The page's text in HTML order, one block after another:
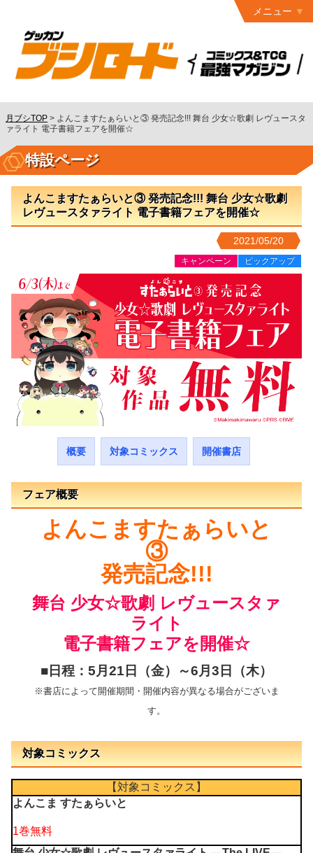
メニュー
最終号
連載作品
読者ページ
お問い合わせ
コミックグロウル
月ブシTOP > よんこますたぁらいと③ 発売記念!!! 舞台 少女☆歌劇 レヴュースタ
ァライト 電子書籍フェアを開催☆
特設ページ
よんこますたぁらいと③ 発売記念!!! 舞台 少女☆歌劇
レヴュースタァライト 電子書籍フェアを開催☆
2021/05/20
キャンペーン ピックアップ
概要 対象コミックス 開催書店
フェア概要
よんこますたぁらいと
③
発売記念!!!
舞台 少女☆歌劇 レヴュースタァ
ライト
電子書籍フェアを開催☆
■日程：5月21日（金）～6月3日（木）
※書店によって開催期間・開催内容が異なる場合がございま
す。
対象コミックス
【対象コミックス】
よんこま すたぁらいと
1巻無料